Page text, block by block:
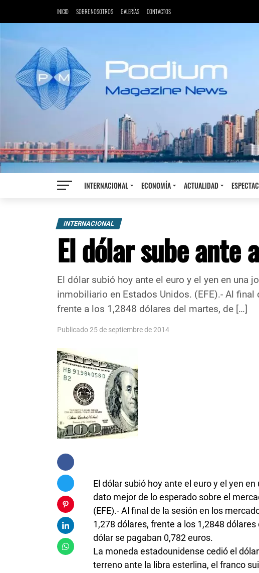
INICIO SOBRE NOSOTROS GALERÍAS CONTACTOS
INTERNACIONAL ECONOMÍA ACTUALIDAD
INTERNACIONAL
El dólar sube ante
El dólar subió hoy ante el euro y el yen en una
inmobiliario en Estados Unidos. (EFE).- Al
frente a los 1,2848 dólares del martes, de […]
Publicado 25 de septiembre de 2014
El dólar subió hoy ante el euro y el yen
dato mejor de lo esperado sobre el
(EFE).- Al final de la sesión en los
1,278 dólares, frente a los 1,2848
dólar se pagaban 0,782 euros.
La moneda estadounidense cedió el
terreno ante la libra esterlina, el franco